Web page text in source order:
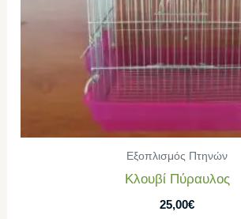
Εξοπλισμός Πτηνών
Κλουβί Πύραυλος
25,00€